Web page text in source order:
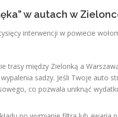
w autach w
interwencji w powiecie
trasy między Zielonką a
sadzy. Jeśli Twoje auto
co pozwala uniknąć